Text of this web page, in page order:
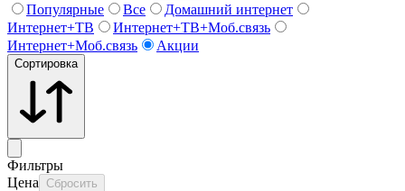
Популярные
Все
Домашний интернет
Интернет+ТВ
Интернет+ТВ+Моб.связь
Интернет+Моб.связь
Акции
Сортировка
Фильтры
Цена
Сбросить